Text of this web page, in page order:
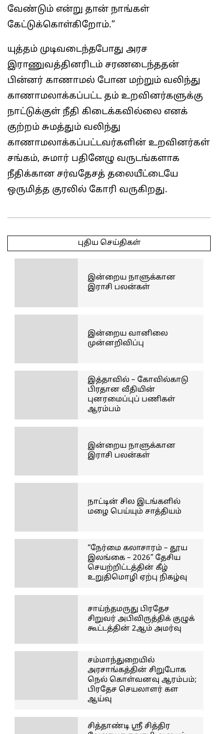
வேண்டும் என்று தான் நாங்கள்
கேட்டுக்கொள்கிறோம்.”
யுத்தம் முடிவடைந்தபோது அரச
இராணுவத்தினரிடம் சரணடைந்ததன்
பின்னர் காணாமல் போன மற்றும் வலிந்து
காணாமலாக்கப்பட்ட தம் உறவினர்களுக்கு
நாட்டுக்குள் நீதி கிடைக்கவில்லை எனக்
குற்றம் சுமத்தும் வலிந்து
காணாமலாக்கப்பட்டவர்களின் உறவினர்கள்
சங்கம், சுமார் பதினேழு வருடங்களாக
நீதிக்கான சர்வதேசத் தலையீட்டையே
ஒருமித்த குரலில் கோரி வருகிறது.
03-
புதிய செய்திகள்
இன்றைய நாளுக்கான
இராசி பலன்கள்
இன்றைய வானிலை
முன்னறிவிப்பு
இத்தாவில் – கோவில்காடு
பிரதான வீதியின்
புனரமைப்புப் பணிகள்
ஆரம்பம்
இன்றைய நாளுக்கான
இராசி பலன்கள்
நாட்டின் சில இடங்களில்
மழை பெய்யும் சாத்தியம்
“நேர்மை கலாசாரம் – தூய
இலங்கை – 2026” தேசிய
செயற்றிட்டத்தின் கீழ்
உறுதிமொழி ஏற்பு நிகழ்வு
சாய்ந்தமருது பிரதேச
சிறுவர் அபிவிருத்திக் குழுக்
கூட்டத்தின் 2ஆம் அமர்வு
சம்மாந்துறையில்
அரசாங்கத்தின் சிறுபோக
நெல் கொள்வனவு ஆரம்பம்;
பிரதேச செயலாளர் கள
ஆய்வு
சித்தாண்டி ஸ்ரீ சித்திர